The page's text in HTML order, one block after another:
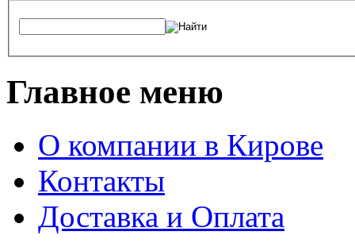
Главное меню
О компании в Кирове
Контакты
Доставка и Оплата